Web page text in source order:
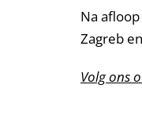
Na
Zagreb
Volg ons